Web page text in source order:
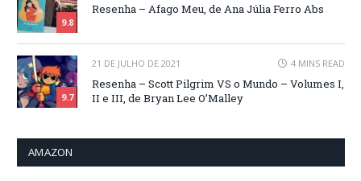
9.8
Resenha – Afago Meu, de Ana Júlia Ferro Abs
9.7
21 DE JULHO DE 2021 4 MINS READ
Resenha – Scott Pilgrim VS o Mundo – Volumes I,
II e III, de Bryan Lee O’Malley
AMAZON